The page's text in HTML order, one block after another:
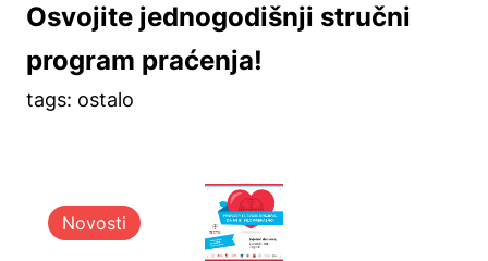
Osvojite jednogodišnji stručni
program praćenja!
tags: ostalo
Novosti